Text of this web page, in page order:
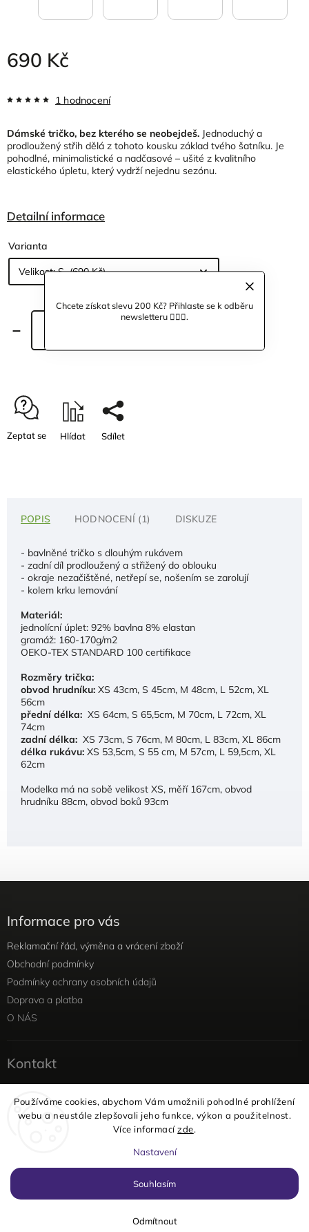
Používáme cookies, abychom Vám umožnili pohodlné prohlížení
webu a neustále zlepšovali jeho funkce, výkon a použitelnost.
Více informacízde.
Nastavení
Odmítnout
Souhlasím
Chcete získat slevu 200 Kč? Přihlaste se k odběru
newsletteru 🙋🏼‍♀️.
690 Kč
1 hodnocení
Dámské tričko, bez kterého se neobejdeš. Jednoduchý a
prodloužený střih dělá z tohoto kousku základ tvého šatníku. Je
pohodlné, minimalistické a nadčasové – ušité z kvalitního
elastického úpletu, který vydrží nejednu sezónu.
Detailní informace
Varianta
Zeptat se Hlídat Sdílet
POPIS HODNOCENÍ (1) DISKUZE
- bavlněné tričko s dlouhým rukávem
- zadní díl prodloužený a střižený do oblouku
- okraje nezačištěné, netřepí se, nošením se zarolují
- kolem krku lemování
Materiál:
jednolícní úplet: 92% bavlna 8% elastan
gramáž: 160-170g/m2
OEKO-TEX STANDARD 100 certifikace
Rozměry trička:
obvod hrudníku: XS 43cm, S 45cm, M 48cm, L 52cm, XL
56cm
přední délka: XS 64cm, S 65,5cm, M 70cm, L 72cm, XL
74cm
zadní délka: XS 73cm, S 76cm, M 80cm, L 83cm, XL 86cm
délka rukávu: XS 53,5cm, S 55 cm, M 57cm, L 59,5cm, XL
62cm
Modelka má na sobě velikost XS, měří 167cm, obvod
hrudníku 88cm, obvod boků 93cm
Informace pro vás
Reklamační řád, výměna a vrácení zboží
Obchodní podmínky
Podmínky ochrany osobních údajů
Doprava a platba
O NÁS
Kontakt
info@yellowviolet.cz
+420 604 354 375
yellowviolet. Všechna práva vyhrazena.